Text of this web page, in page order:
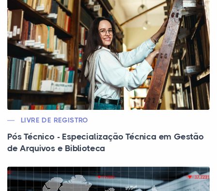
LIVRE DE REGISTRO
Pós Técnico - Especialização Técnica em Gestão
de Arquivos e Biblioteca